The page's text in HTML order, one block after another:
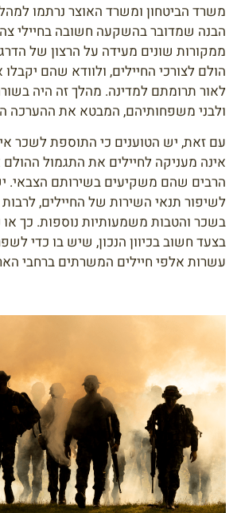
משרד הביטחון ומשרד האוצר נרתמו
הבנה שמדובר בהשקעה חשובה בחיילי
ממקורות שונים מעידה על הרצון של
הולם לצורכי החיילים, ולוודא שהם
לאור תרומתם למדינה. מהלך זה היה
ולבני משפחותיהם, המבטא את ההערכה
עם זאת, יש הטוענים כי התוספת לשכר
אינה מעניקה לחיילים את התגמול
הרבים שהם משקיעים בשירותם הצבאי.
לשיפור תנאי השירות של החיילים,
בשכר והטבות משמעותיות נוספות. כך או
בצעד חשוב בכיוון הנכון, שיש בו כדי
עשרות אלפי חיילים המשרתים ברחבי